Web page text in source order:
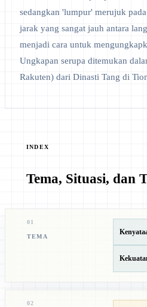
sedangkan 'lumpur' merujuk
jarak yang sangat jauh antara
menjadi cara untuk
Ungkapan serupa ditemukan
Rakuten) dari Dinasti Tang di
INDEX
Tema, Situasi, dan
01
TEMA
02